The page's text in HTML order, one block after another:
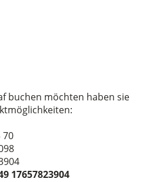
buchen möchten haben sie
70
17657823904